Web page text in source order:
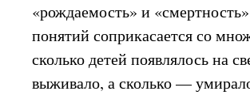
«рождаемость» и
понятий соприкасается со
сколько детей появлялось на
выживало, а сколько —